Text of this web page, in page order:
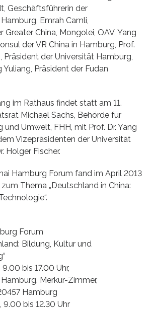
Geschäftsführerin der
Emrah Camli,
Greater China, Mongolei, OAV, Yang
der VR China in Hamburg, Prof.
Präsident der Universität Hamburg,
Yuliang, Präsident der Fudan
im Rathaus findet statt am 11.
Michael Sachs, Behörde für
Umwelt, FHH, mit Prof. Dr. Yang
Vizepräsidenten der Universität
Holger Fischer.
Hamburg Forum fand im April 2013
Thema „Deutschland in China:
Forum
Bildung, Kultur und
bis 17.00 Uhr,
Merkur-Zimmer,
Hamburg
9.00 bis 12.30 Uhr